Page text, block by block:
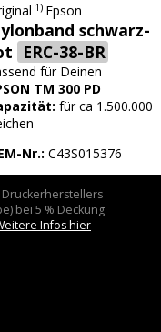
1) Epson
schwarz-
ERC-38-BR
für Deinen
TM 300 PD
für ca 1.500.000
Nr.: C43S015376
bei 5 % Deckung
Infos hier